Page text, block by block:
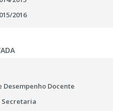
2016
Desempenho Docente
Secretaria